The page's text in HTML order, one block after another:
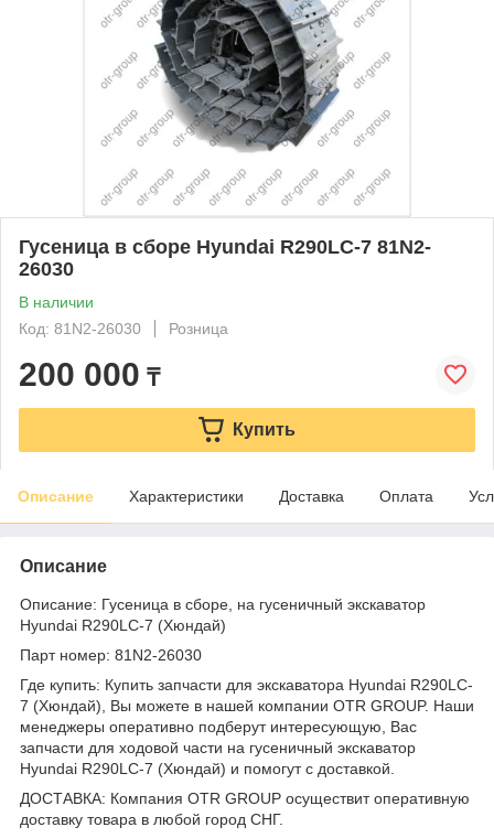
Гусеница в сборе Hyundai R290LC-7 81N2-
26030
В наличии
Код: 81N2-26030
Розница
200 000 ₸
Купить
Описание Характеристики Доставка Оплата
Описание
Описание: Гусеница в сборе, на гусеничный экскаватор
Hyundai R290LC-7 (Хюндай)
Парт номер: 81N2-26030
Где купить: Купить запчасти для экскаватора Hyundai R290LC-
7 (Хюндай), Вы можете в нашей компании OTR GROUP. Наши
менеджеры оперативно подберут интересующую, Вас
запчасти для ходовой части на гусеничный экскаватор
Hyundai R290LC-7 (Хюндай) и помогут с доставкой.
ДОСТАВКА: Компания OTR GROUP осуществит оперативную
доставку товара в любой город СНГ.